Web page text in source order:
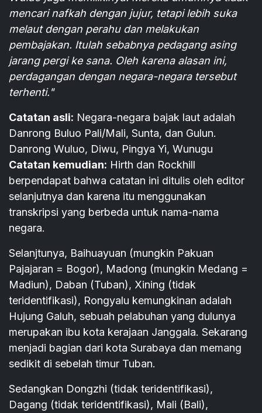
mencari nafkah dengan jujur, tetapi lebih suka
melaut dengan perahu dan melakukan
pembajakan. Itulah sebabnya pedagang asing
jarang pergi ke sana. Oleh karena alasan ini,
perdagangan dengan negara-negara tersebut
terhenti."
Catatan asli: Negara-negara bajak laut adalah
Danrong Buluo Pali/Mali, Sunta, dan Gulun.
Danrong Wuluo, Diwu, Pingya Yi, Wunugu
Catatan kemudian: Hirth dan Rockhill
berpendapat bahwa catatan ini ditulis oleh editor
selanjutnya dan karena itu menggunakan
transkripsi yang berbeda untuk nama-nama
negara.
Selanjtunya, Baihuayuan (mungkin Pakuan
Pajajaran = Bogor), Madong (mungkin Medang =
Madiun), Daban (Tuban), Xining (tidak
teridentifikasi), Rongyalu kemungkinan adalah
Hujung Galuh, sebuah pelabuhan yang dulunya
merupakan ibu kota kerajaan Janggala. Sekarang
menjadi bagian dari kota Surabaya dan memang
sedikit di sebelah timur Tuban.
Sedangkan Dongzhi (tidak teridentifikasi),
Dagang (tidak teridentifikasi), Mali (Bali),